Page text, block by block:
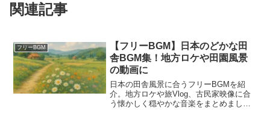
関連記事
フリーBGM
【フリーBGM】日本のどかな田
舎BGM集！地方ロケや田園風景
の動画に
日本の田舎風景に合うフリーBGMを紹
介。地方ロケや旅Vlog、古民家映像に合
う懐かしく穏やかな音楽をまとめまし